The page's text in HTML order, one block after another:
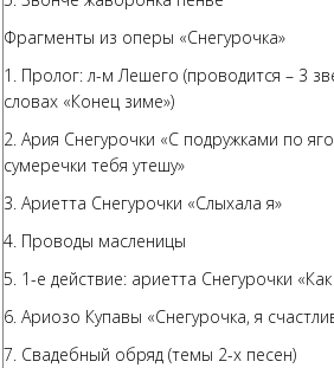
Фрагменты из оперы «Снегурочка»
1. Пролог: л-м Лешего (проводится – 3
словах «Конец зиме»)
2. Ария Снегурочки «С подружками по
сумеречки тебя утешу»
3. Ариетта Снегурочки «Слыхала я»
4. Проводы масленицы
5. 1-е действие: ариетта Снегурочки
6. Ариозо Купавы «Снегурочка, я
7. Свадебный обряд (темы 2-х песен)